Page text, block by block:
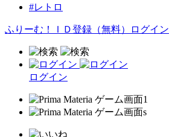
#レトロ
ふりーむ！ＩＤ登録（無料） ログイン
ログイン